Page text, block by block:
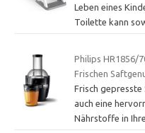
Leben eines
Toilette kann
Philips HR1856/
Frischen
Frisch gepresste
auch eine
Nährstoffe in